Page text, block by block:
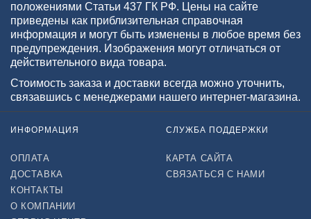
положениями Статьи 437 ГК РФ. Цены на сайте
приведены как приблизительная справочная
информация и могут быть изменены в любое время без
предупреждения. Изображения могут отличаться от
действительного вида товара.
Стоимость заказа и доставки всегда можно уточнить,
связавшись с менеджерами нашего интернет-магазина.
ИНФОРМАЦИЯ
ОПЛАТА
ДОСТАВКА
КОНТАКТЫ
О КОМПАНИИ
СЛУЖБА ПОДДЕРЖКИ
КАРТА САЙТА
СВЯЗАТЬСЯ С НАМИ